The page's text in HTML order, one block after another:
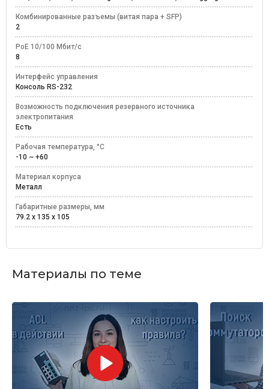
Комбинированные разъемы (витая пара + SFP)
2
PoE 10/100 Мбит/с
8
Интерфейс управления
Консоль RS-232
Возможность подключения резервного источника
электропитания
Есть
Рабочая температура, °C
-10 ~ +60
Материал корпуса
Металл
Габаритные размеры, мм
79.2 x 135 x 105
Материалы по теме